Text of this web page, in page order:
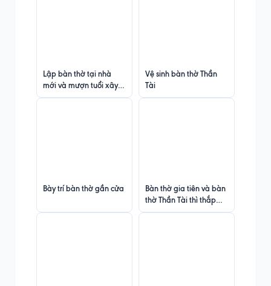
Lập bàn thờ tại nhà
mới và mượn tuổi xây
dựng
Vệ sinh bàn thờ Thần
Tài
Bày trí bàn thờ gần cửa
Bàn thờ gia tiên và bàn
thờ Thần Tài thì thắp
hương thế nào ?